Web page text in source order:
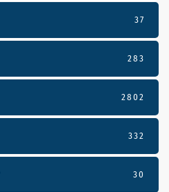
37
283
2802
332
30